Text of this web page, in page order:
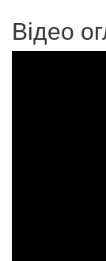
Відео